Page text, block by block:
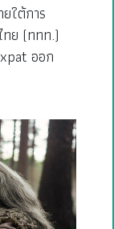
ใต้การ
ย (ททท.)
ออก